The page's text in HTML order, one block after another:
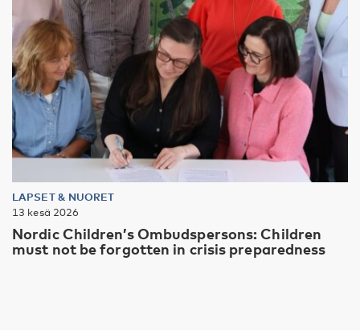
LAPSET & NUORET
13 kesä 2026
Nordic Children’s Ombudspersons: Children
must not be forgotten in crisis preparedness